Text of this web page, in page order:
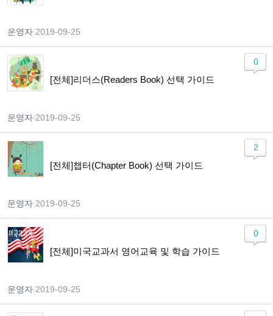
운영자 2019-09-25
[전체]리더스(Readers Book) 선택 가이드
운영자 2019-09-25
0
[전체]챕터(Chapter Book) 선택 가이드
운영자 2019-09-25
2
[전체]미국교과서 영어교육 및 학습 가이드
운영자 2019-09-25
0